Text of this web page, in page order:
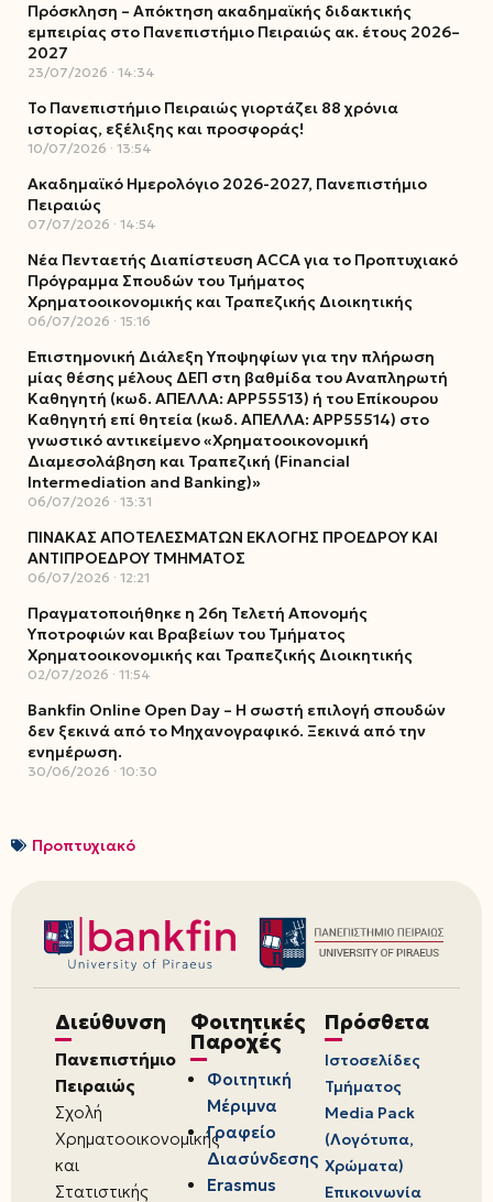
Πρόσκληση – Απόκτηση ακαδημαϊκής διδακτικής
εμπειρίας στο Πανεπιστήμιο Πειραιώς ακ. έτους 2026–
2027
23/07/2026 14:34
Το Πανεπιστήμιο Πειραιώς γιορτάζει 88 χρόνια
ιστορίας, εξέλιξης και προσφοράς!
10/07/2026 13:54
Ακαδημαϊκό Ημερολόγιο 2026-2027, Πανεπιστήμιο
Πειραιώς
07/07/2026 14:54
Νέα Πενταετής Διαπίστευση ACCA για το Προπτυχιακό
Πρόγραμμα Σπουδών του Τμήματος
Χρηματοοικονομικής και Τραπεζικής Διοικητικής
06/07/2026 15:16
Επιστημονική Διάλεξη Υποψηφίων για την πλήρωση
μίας θέσης μέλους ΔΕΠ στη βαθμίδα του Αναπληρωτή
Καθηγητή (κωδ. ΑΠΕΛΛΑ: ΑΡΡ55513) ή του Επίκουρου
Καθηγητή επί θητεία (κωδ. ΑΠΕΛΛΑ: ΑΡΡ55514) στο
γνωστικό αντικείμενο «Χρηματοοικονομική
Διαμεσολάβηση και Τραπεζική (Financial
Intermediation and Banking)»
06/07/2026 13:31
ΠΙΝΑΚΑΣ ΑΠΟΤΕΛΕΣΜΑΤΩΝ ΕΚΛΟΓΗΣ ΠΡΟΕΔΡΟΥ ΚΑΙ
ΑΝΤΙΠΡΟΕΔΡΟΥ ΤΜΗΜΑΤΟΣ
06/07/2026 12:21
Πραγματοποιήθηκε η 26η Τελετή Απονομής
Υποτροφιών και Βραβείων του Τμήματος
Χρηματοοικονομικής και Τραπεζικής Διοικητικής
02/07/2026 11:54
Bankfin Online Open Day – Η σωστή επιλογή σπουδών
δεν ξεκινά από το Μηχανογραφικό. Ξεκινά από την
ενημέρωση.
30/06/2026 10:30
Προπτυχιακό
Διεύθυνση
Πανεπιστήμιο
Πειραιώς
Σχολή
Χρηματοοικονομικής
και
Στατιστικής
Φοιτητικές
Παροχές
Φοιτητική
Μέριμνα
Γραφείο
Διασύνδεσης
Erasmus
Πρόσθετα
Ιστοσελίδες
Τμήματος
Media Pack
(Λογότυπα,
Χρώματα)
Επικοινωνία